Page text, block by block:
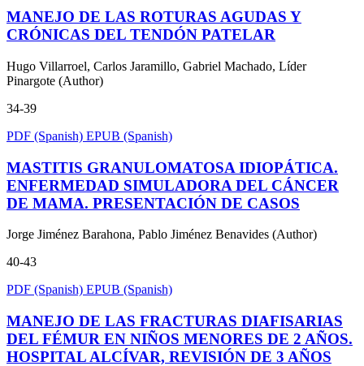
MANEJO DE LAS ROTURAS AGUDAS Y
CRÓNICAS DEL TENDÓN PATELAR
Hugo Villarroel, Carlos Jaramillo, Gabriel Machado, Líder
Pinargote (Author)
34-39
PDF (Spanish) EPUB (Spanish)
MASTITIS GRANULOMATOSA IDIOPÁTICA.
ENFERMEDAD SIMULADORA DEL CÁNCER
DE MAMA. PRESENTACIÓN DE CASOS
Jorge Jiménez Barahona, Pablo Jiménez Benavides (Author)
40-43
PDF (Spanish) EPUB (Spanish)
MANEJO DE LAS FRACTURAS DIAFISARIAS
DEL FÉMUR EN NIÑOS MENORES DE 2 AÑOS.
HOSPITAL ALCÍVAR, REVISIÓN DE 3 AÑOS